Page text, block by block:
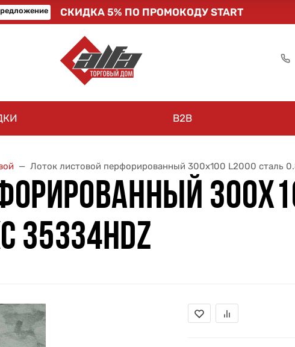
СКИДКА 5% ПО ПРОМОКОДУ START
B2B
Лоток листовой перфорированный 300х100 L2000 сталь
35334HDZ